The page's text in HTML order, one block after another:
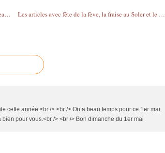
A vos agendas : 33ème fête du miel nouveau à Tautavel Les articles avec fête de la fève, la fraise au Soler et le miel à Tautavel
cette année.<br /> <br /> On a beau temps pour ce 1er mai.
bien pour vous.<br /> <br /> Bon dimanche du 1er mai